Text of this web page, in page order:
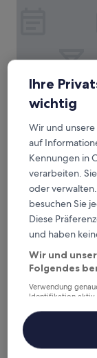
The
The
Sterne-
Unterkunft
Angel & Royal
Ihre
wichtig
Wir und unsere
auf
Kennungen in
verarbeiten.
oder
besuchen Sie
Diese
und haben
Wir und
Folgendes
Verwendung
Identifikation aktiv
Inhalte, Messung
Liste der